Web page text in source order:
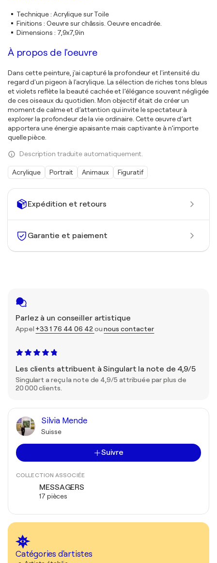
Expédition et retours
Garantie et paiement
Parlez à un conseiller artistique
Appel +33 1 76 44 06 42 ounous contacter
Les clients attribuent à Singulart la note de 4,9/5
Singulart a reçu la note de 4,9/5 attribuée par plus de
20 000 clients.
Silvia Mende
Suisse
Suivre
COLLECTION ASSOCIÉE
MESSAGERS
17 pièces
Catégories d'artistes
Technique: Acrylique sur Toile
Finitions : Oeuvre sur châssis. Oeuvre encadrée.
Dimensions : 7,9x7,9in
À propos de l'oeuvre
Dans cette peinture, j'ai capturé la profondeur et l'intensité du
regard d'un pigeon à l'acrylique. La sélection de riches tons bleus
et violets reflète la beauté cachée et l’élégance souvent négligée
de ces oiseaux du quotidien. Mon objectif était de créer un
moment de calme et d’attention qui invite le spectateur à
explorer la profondeur de la vie ordinaire. Cette œuvre d’art
apportera une énergie apaisante mais captivante à n’importe
quelle pièce.
Description traduite automatiquement.
Acrylique Portrait Animaux Figuratif